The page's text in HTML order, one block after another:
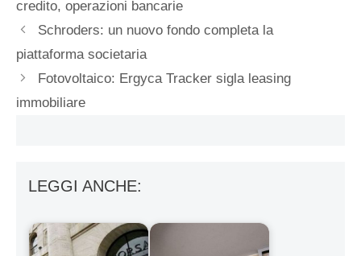
credito, operazioni bancarie
Schroders: un nuovo fondo completa la
piattaforma societaria
Fotovoltaico: Ergyca Tracker sigla leasing
immobiliare
LEGGI ANCHE: